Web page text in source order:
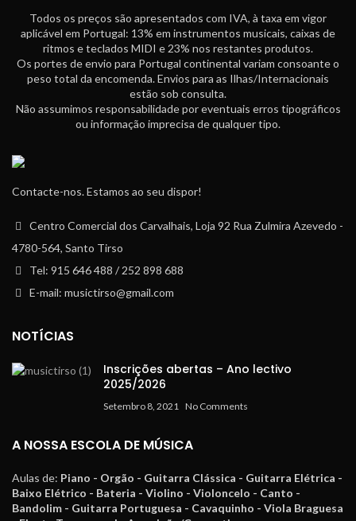
Todos os preços são apresentados com IVA, à taxa em vigor
aplicável em Portugal: 13% em instrumentos musicais, caixas de
ritmos e teclados MIDI e 23% nos restantes produtos.
Os portes de envio para Portugal continental variam consoante o
peso total da encomenda. Envios para as Ilhas/Internacionais
estão sob consulta.
Não assumimos responsabilidade por eventuais erros tipográficos
ou informação imprecisa de qualquer tipo.
Contacte-nos. Estamos ao seu dispor!
Centro Comercial dos Carvalhais, Loja 92 Rua Zulmira Azevedo -
4780-564, Santo Tirso
Tel: 915 646 488 / 252 898 688
E-mail: musictirso@gmail.com
NOTÍCIAS
Inscrições abertas – Ano lectivo
2025/2026
Setembro 8, 2021 No Comments
A NOSSA ESCOLA DE MÚSICA
Aulas de: Piano - Orgão - Guitarra Clássica - Guitarra Elétrica -
Baixo Elétrico - Bateria - Violino - Violoncelo - Canto -
Bandolim - Guitarra Portuguesa - Cavaquinho - Viola Braguesa